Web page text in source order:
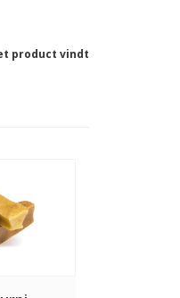
product vindt